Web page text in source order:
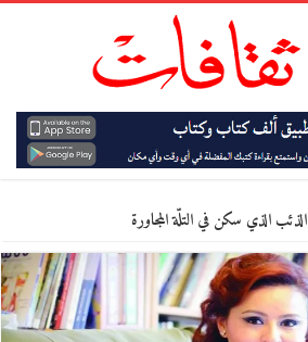
الذي سكن في التلّة المجاورة